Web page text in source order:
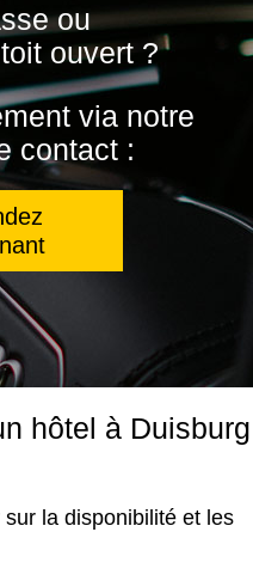
ou
ouvert ?
via notre
contact :
hôtel à Duisburg
la disponibilité et les